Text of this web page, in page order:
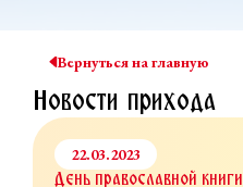
Вернуться на главную
Новости прихода
22.03.2023
День православной книги